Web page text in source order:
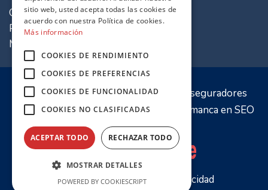
Quiénes somos
Política de cookies
Mapa del sitio
© 2020 Sitio web propiedad de
MV Aseguradores
Optimización y desarrollo por PW SalamancaenSEO
Salamanca
Aviso Legal Política de Privacidad
sitio web, usted acepta todas las cookies de
acuerdo con nuestra Política de cookies.
Más información
COOKIES DE RENDIMIENTO
COOKIES DE PREFERENCIAS
COOKIES DE FUNCIONALIDAD
COOKIES NO CLASIFICADAS
ACEPTAR TODO RECHAZAR TODO
MOSTRAR DETALLES
POWERED BY COOKIESCRIPT